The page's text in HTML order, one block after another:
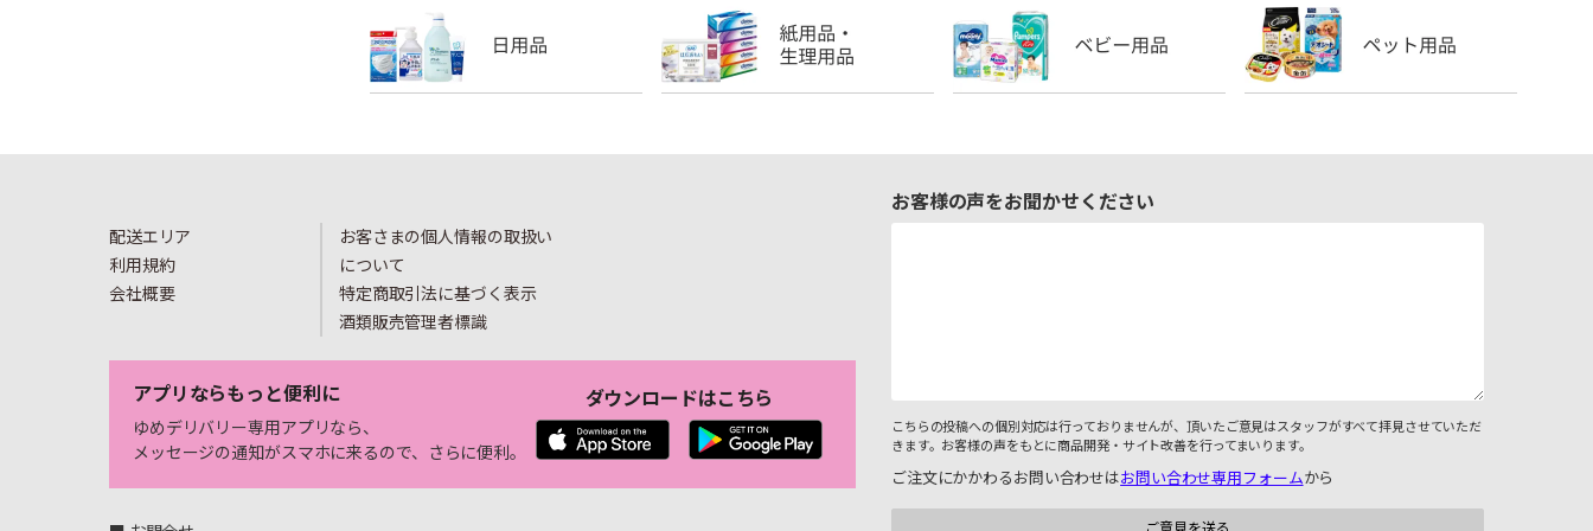
配送エリア
利用規約
会社概要
お客さまの個人情報の取扱い
について
特定商取引法に基づく表示
酒類販売管理者標識
アプリならもっと便利に
ゆめデリバリー専用アプリなら、
メッセージの通知がスマホに来るので、さらに便利。
ダウンロードはこちら
お客様の声をお聞かせください
こちらの投稿への個別対応は行っておりませんが、頂いたご意見はスタッフがすべて拝見させていただ
きます。お客様の声をもとに商品開発・サイト改善を行ってまいります。
ご注文にかかわるお問い合わせはお問い合わせ専用フォームから